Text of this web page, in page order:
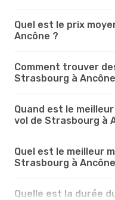
Quel est le prix
Ancône ?
Comment trouver
Strasbourg à
Quand est le
vol de Strasbourg à
Quel est le meilleur
Strasbourg à
Quelle est la durée